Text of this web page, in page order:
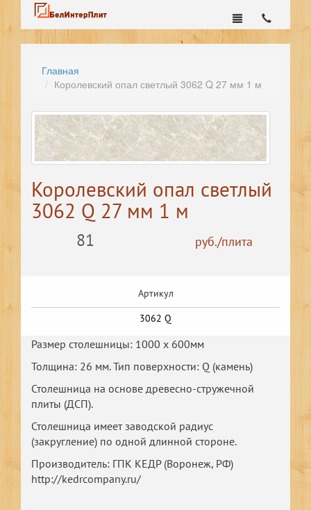
Главная
Королевский опал светлый 3062 Q 27 мм 1 м
Королевский опал светлый
3062 Q 27 мм 1 м
81 руб./плита
Артикул
3062 Q
Размер столешницы: 1000 х 600мм
Толщина: 26 мм. Тип поверхности: Q (камень)
Столешница на основе древесно-стружечной
плиты (ДСП).
Столешница имеет заводской радиус
(закругление) по одной длинной стороне.
Производитель: ГПК КЕДР (Воронеж, РФ)
http://kedrcompany.ru/